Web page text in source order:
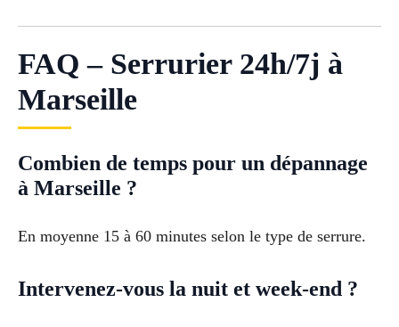
FAQ – Serrurier 24h/7j à
Marseille
Combien de temps pour un dépannage
à Marseille ?
En moyenne 15 à 60 minutes selon le type de serrure.
Intervenez-vous la nuit et week-end ?